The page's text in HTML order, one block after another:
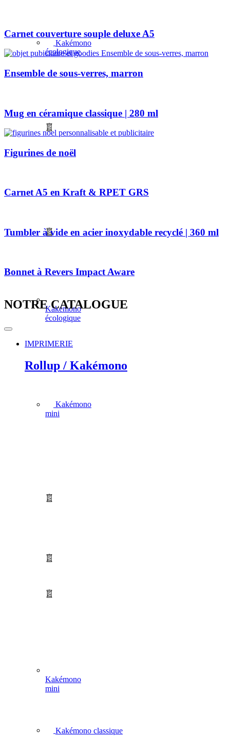
Kakémono
écologique
Kakémono
mini
Kakémono
écologique
Kakémono
mini
Carnet couverture souple deluxe A5
Ensemble de sous-verres, marron
Mug en céramique classique | 280 ml
Figurines de noël
Carnet A5 en Kraft & RPET GRS
Tumbler à vide en acier inoxydable recyclé | 360 ml
Bonnet à Revers Impact Aware
NOTRE CATALOGUE
IMPRIMERIE
Rollup / Kakémono
Kakémono classique